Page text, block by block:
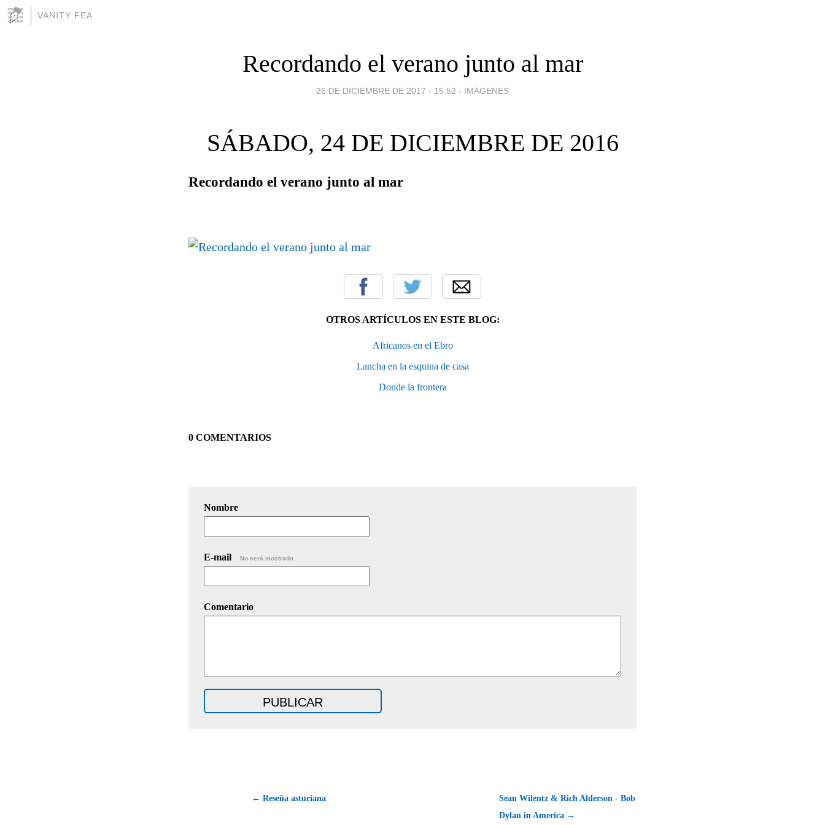
VANITY FEA
Recordando el verano junto al mar
26 DE DICIEMBRE DE 2017 - 15:52 - IMÁGENES
SÁBADO, 24 DE DICIEMBRE DE 2016
Recordando el verano junto al mar
OTROS ARTÍCULOS EN ESTE BLOG:
Africanos en el Ebro
Lancha en la esquina de casa
Donde la frontera
0 COMENTARIOS
Nombre
E-mail No será mostrado.
Comentario
← Reseña asturiana
Sean Wilentz & Rich Alderson - Bob
Dylan in America →